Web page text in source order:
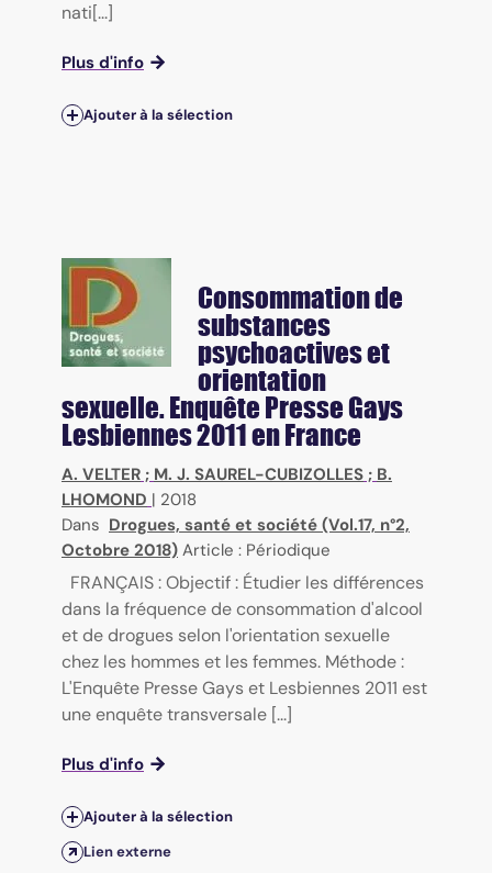
nati[...]
Plus d'info
Ajouter à la sélection
Consommation de
substances
psychoactives et
orientation
sexuelle. Enquête Presse Gays
Lesbiennes 2011 en France
A. VELTER ; M. J. SAUREL-CUBIZOLLES ; B.
LHOMOND | 2018
Dans Drogues, santé et société (Vol.17, n°2,
Octobre 2018) Article : Périodique
FRANÇAIS : Objectif : Étudier les différences
dans la fréquence de consommation d'alcool
et de drogues selon l'orientation sexuelle
chez les hommes et les femmes. Méthode :
L'Enquête Presse Gays et Lesbiennes 2011 est
une enquête transversale [...]
Plus d'info
Ajouter à la sélection
Lien externe